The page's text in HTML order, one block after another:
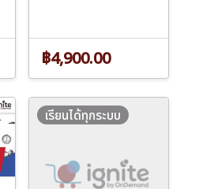
฿4,900.00
เรียนได้ทุกระบบ